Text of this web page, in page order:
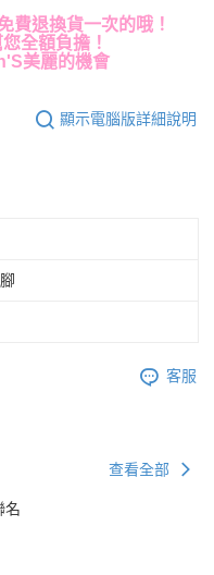
費退換貨一次的哦！
全額負擔！
美麗的機會
顯示電腦版詳細說明
客服
查看全部
名